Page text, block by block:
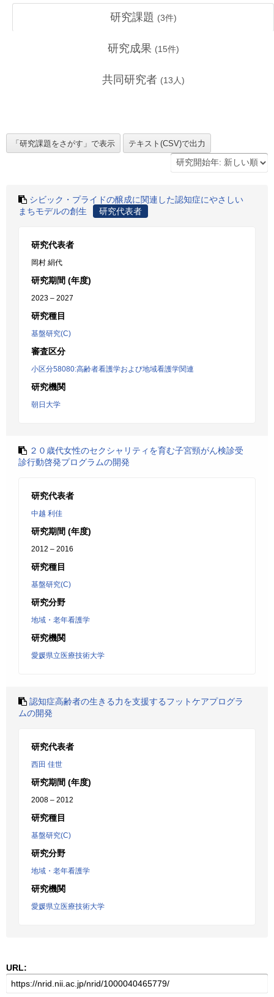
研究課題 (3件)
研究成果 (15件)
共同研究者 (13 人)
シビック・プライドの醸成に関連した認知症にやさしい
まちモデルの創生
研究代表者
研究代表者
岡村 絹代
研究期間 (年度)
2023 – 2027
研究種目
基盤研究(C)
審査区分
小区分58080:高齢者看護学および地域看護学関連
研究機関
朝日大学
２０歳代女性のセクシャリティを育む子宮頸がん検診受
診行動啓発プログラムの開発
研究代表者
中越 利佳
研究期間 (年度)
2012 – 2016
研究種目
基盤研究(C)
研究分野
地域・老年看護学
研究機関
愛媛県立医療技術大学
認知症高齢者の生きる力を支援するフットケアプログラ
ムの開発
研究代表者
西田 佳世
研究期間 (年度)
2008 – 2012
研究種目
基盤研究(C)
研究分野
地域・老年看護学
研究機関
愛媛県立医療技術大学
URL: